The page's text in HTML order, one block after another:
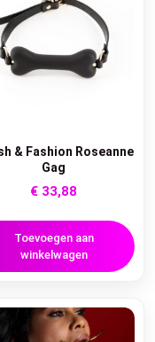
& Fashion Roseanne
Gag
€ 33,88
Toevoegen aan
winkelwagen